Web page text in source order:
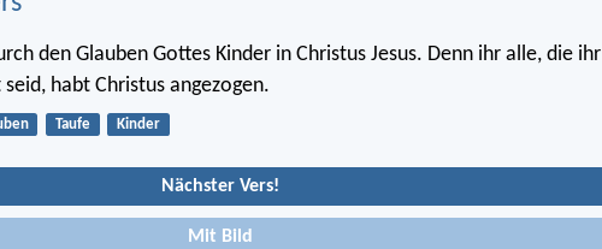
den Glauben Gottes Kinder in Christus Jesus. Denn ihr alle, die ihr
habt Christus angezogen.
Taufe Kinder
Nächster Vers!
Mit Bild